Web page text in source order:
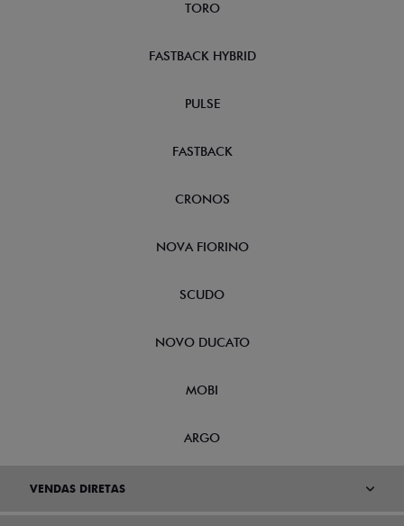
TORO
FASTBACK HYBRID
PULSE
FASTBACK
CRONOS
NOVA FIORINO
SCUDO
NOVO DUCATO
MOBI
ARGO
VENDAS DIRETAS